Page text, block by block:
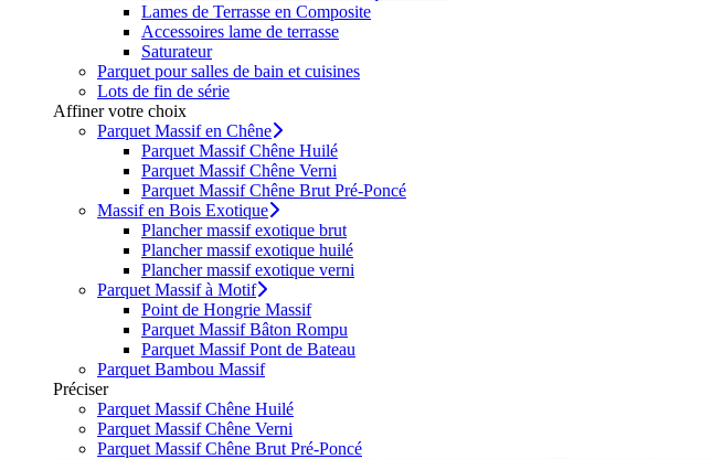
Lames de Terrasse en Composite
Accessoires lame de terrasse
Saturateur
Parquet pour salles de bain et cuisines
Lots de fin de série
Affiner votre choix
Parquet Massif en Chêne
Parquet Massif Chêne Huilé
Parquet Massif Chêne Verni
Parquet Massif Chêne Brut Pré-Poncé
Massif en Bois Exotique
Plancher massif exotique brut
Plancher massif exotique huilé
Plancher massif exotique verni
Parquet Massif à Motif
Point de Hongrie Massif
Parquet Massif Bâton Rompu
Parquet Massif Pont de Bateau
Parquet Bambou Massif
Préciser
Parquet Massif Chêne Huilé
Parquet Massif Chêne Verni
Parquet Massif Chêne Brut Pré-Poncé